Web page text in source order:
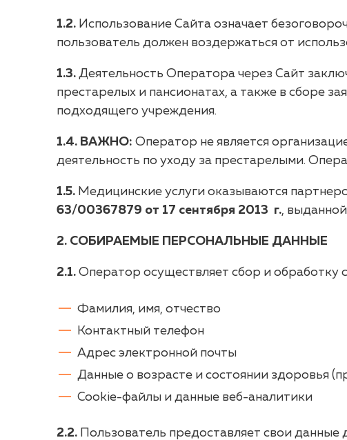
1.2. Использование Сайта означает
пользователь должен воздержаться от
1.3. Деятельность Оператора через Сайт
престарелых и пансионатах, а также в сборе
подходящего учреждения.
1.4. ВАЖНО: Оператор не является
деятельность по уходу за престарелыми.
1.5. Медицинские услуги оказываются
63/00367879 от 17 сентября 2013 г.,
2. СОБИРАЕМЫЕ ПЕРСОНАЛЬНЫЕ ДАННЫЕ
2.1. Оператор осуществляет сбор и обработку
Фамилия, имя, отчество
Контактный телефон
Адрес электронной почты
Данные о возрасте и состоянии здоровья
Cookie-файлы и данные веб-аналитики
2.2. Пользователь предоставляет свои